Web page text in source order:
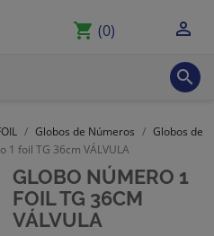
shopping_cart (0) 

Globos de Números
Globos de
1 foil TG 36cm VÁLVULA
GLOBO NÚMERO 1
FOIL TG 36CM
VÁLVULA